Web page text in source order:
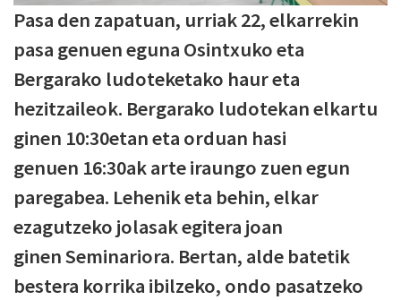
Pasa den zapatuan, urriak 22, elkarrekin
pasa genuen eguna Osintxuko eta
Bergarako ludoteketako haur eta
hezitzaileok. Bergarako ludotekan elkartu
ginen 10:30etan eta orduan hasi
genuen 16:30ak arte iraungo zuen egun
paregabea. Lehenik eta behin, elkar
ezagutzeko jolasak egitera joan
ginen Seminariora. Bertan, alde batetik
bestera korrika ibilzeko, ondo pasatzeko